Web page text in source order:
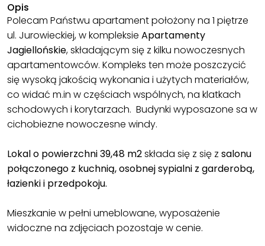
Opis
Polecam Państwu apartament położony na 1 piętrze
ul. Jurowieckiej, w kompleksie Apartamenty
Jagiellońskie, składającym się z kilku nowoczesnych
apartamentowców. Kompleks ten może poszczycić
się wysoką jakością wykonania i użytych materiałów,
co widać m.in w częściach wspólnych, na klatkach
schodowych i korytarzach. Budynki wyposazone sa w
cichobiezne nowoczesne windy.
Lokal o powierzchni 39,48 m2składa się z się z salonu
połączonego z kuchnią, osobnej sypialni z garderobą,
łazienki i przedpokoju.
Mieszkanie w pełni umeblowane, wyposażenie
widoczne na zdjęciach pozostaje w cenie.